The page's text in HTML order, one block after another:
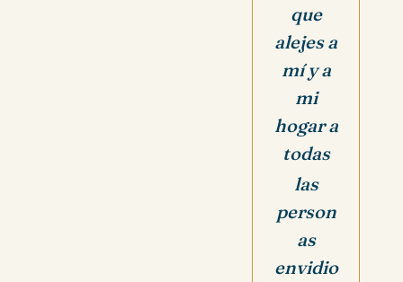
que
alejes a
mí y a
mi
hogar a
todas
las
person
as
envidio